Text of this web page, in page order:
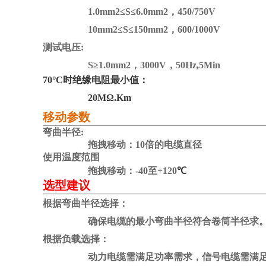
1.0mm2≤S≤6.0mm2，450/750V
10mm2≤S≤150mm2，600/1000V
测试电压:
S≥1.0mm2，3000V，50Hz,5Min
70°C时绝缘电阻最小值：
20MΩ.Km
移动参数
弯曲半径:
拖拽移动：10倍的电缆直径
使用温度范围
拖拽移动：-40至+120℃
选型建议
根据弯曲半径选择：
确保电缆的最小弯曲半径符合卷筒半径求。
根据负载选择：
动力电缆需满足功率需求，信号电缆需满足